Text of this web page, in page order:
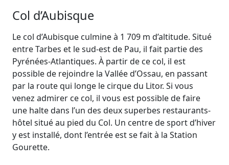
Col d’Aubisque
Le col d’Aubisque culmine à 1 709 m d’altitude. Situé
entre Tarbes et le sud-est de Pau, il fait partie des
Pyrénées-Atlantiques. À partir de ce col, il est
possible de rejoindre la Vallée d’Ossau, en passant
par la route qui longe le cirque du Litor. Si vous
venez admirer ce col, il vous est possible de faire
une halte dans l’un des deux superbes restaurants-
hôtel situé au pied du Col. Un centre de sport d’hiver
y est installé, dont l’entrée est se fait à la Station
Gourette.